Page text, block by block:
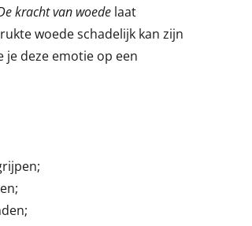
kracht van woede laat
woede schadelijk kan zijn
je deze emotie op een